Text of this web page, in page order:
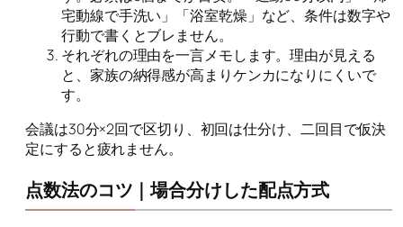
宅動線で手洗い」「浴室乾燥」など、条件は数字や
行動で書くとブレません。
それぞれの理由を一言メモします。理由が見える
と、家族の納得感が高まりケンカになりにくいで
す。
会議は30分×2回で区切り、初回は仕分け、二回目で仮決
定にすると疲れません。
点数法のコツ｜場合分けした配点方式